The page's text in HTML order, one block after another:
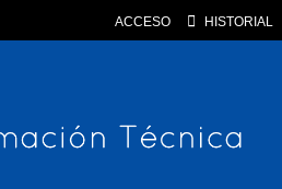
ACCESO HISTORIAL